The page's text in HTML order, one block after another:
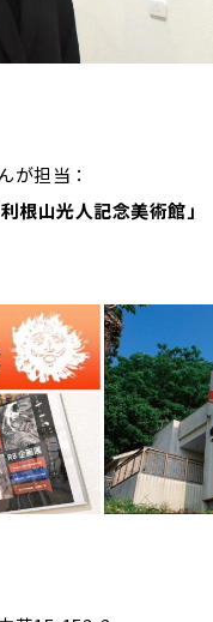
が担当：
根山光人記念美術館」